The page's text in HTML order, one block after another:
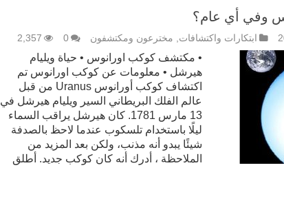
وفي أي عام؟
ابتكارات واكتشافات, مخترعون ومكتشفون 0
2,357
• مكتشف كوكب اورانوس • حياة ويليام
هيرشل • معلومات عن كوكب اورانوس تم
اكتشاف كوكب أورانوس Uranus من قبل
عالم الفلك البريطاني السير ويليام هيرشل في
13 مارس 1781. كان هيرشل يراقب السماء
ليلًا باستخدام تلسكوب عندما لاحظ بالصدفة
شيئًا يبدو أنه مذنب، ولكن بعد المزيد من
الملاحظة ، أدرك أنه كان كوكب جديد. أطلق